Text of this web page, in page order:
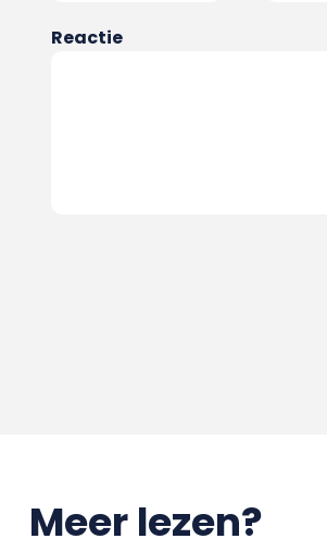
Reactie
Meer lezen?